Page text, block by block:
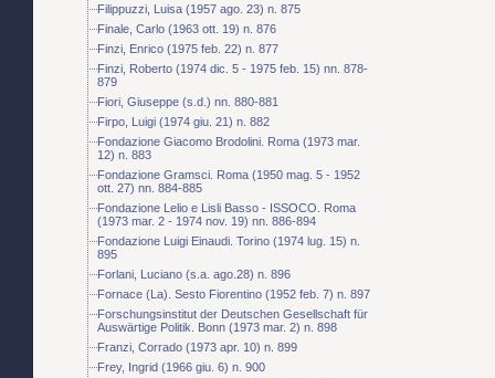
Filippuzzi, Luisa (1957 ago. 23) n. 875
Finale, Carlo (1963 ott. 19) n. 876
Finzi, Enrico (1975 feb. 22) n. 877
Finzi, Roberto (1974 dic. 5 - 1975 feb. 15) nn. 878-
879
Fiori, Giuseppe (s.d.) nn. 880-881
Firpo, Luigi (1974 giu. 21) n. 882
Fondazione Giacomo Brodolini. Roma (1973 mar.
12) n. 883
Fondazione Gramsci. Roma (1950 mag. 5 - 1952
ott. 27) nn. 884-885
Fondazione Lelio e Lisli Basso - ISSOCO. Roma
(1973 mar. 2 - 1974 nov. 19) nn. 886-894
Fondazione Luigi Einaudi. Torino (1974 lug. 15) n.
895
Forlani, Luciano (s.a. ago.28) n. 896
Fornace (La). Sesto Fiorentino (1952 feb. 7) n. 897
Forschungsinstitut der Deutschen Gesellschaft für
Auswärtige Politik. Bonn (1973 mar. 2) n. 898
Franzi, Corrado (1973 apr. 10) n. 899
Frey, Ingrid (1966 giu. 6) n. 900